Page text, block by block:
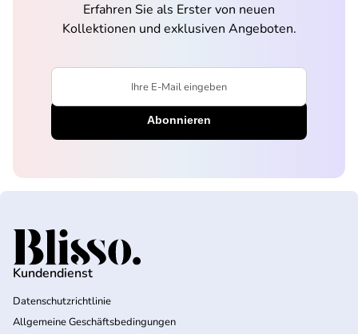
Erfahren Sie als Erster von neuen
Kollektionen und exklusiven Angeboten.
Ihre E-Mail eingeben
Startseite
Kundendienst
Datenschutzrichtlinie
Allgemeine Geschäftsbedingungen